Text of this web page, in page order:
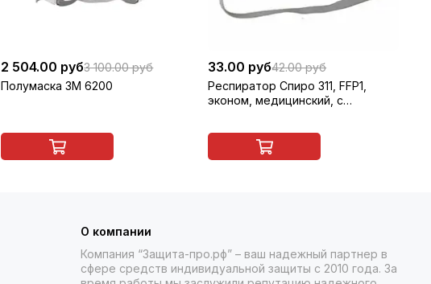
2 504.00 руб3 100.00 руб
Полумаска 3M 6200
33.00 руб42.00 руб
Респиратор Спиро 311, FFP1,
эконом, медицинский, с
О компании
Компания “Защита-про.рф” – ваш надежный партнер в
сфере средств индивидуальной защиты с 2010 года. За